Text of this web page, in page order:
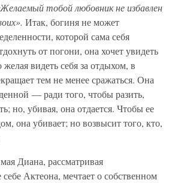
тобой любовник не избавлен
Итак, богиня не может
которой сама себя
от погони, она хочет увидеть
видеть себя за отдыхом, в
тем не менее сражаться. Она
— ради того, чтобы разить,
но, убивая, она отдается. Чтобы ее
она убивает; но возвысит того, кто,
Диана, рассматривая
Актеона, мечтает о собственном